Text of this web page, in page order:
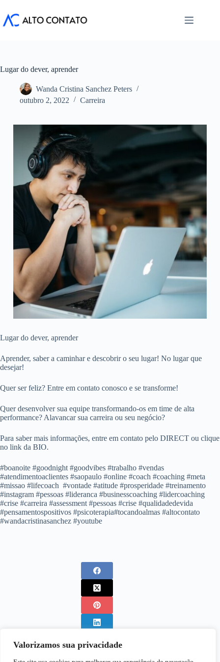
Valorizamos sua privacidade
para
Lugar do dever, aprender
Wanda Cristina Sanchez Peters
outubro 2, 2022
Carreira
Lugar do dever, aprender
Aprender, saber a caminhar e descobrir o seu lugar! No lugar que
desejar!
Quer ser feliz? Entre em contato conosco e se transforme!
Quer desenvolver sua equipe transformando-os em time de alta
performance? Alavancar sua carreira ou seu negócio?
Para saber mais informações, entre em contato pelo DIRECT ou clique
no link da BIO.
#boanoite #goodnight #goodvibes #trabalho #vendas
#atendimentoaclientes #saopaulo #online #coach #coaching #meta
#missao #lifecoach #vontade #atitude #prosperidade #treinamento
#instagram #pessoas #lideranca #businesscoaching #lidercoaching
#crise #carreira #assessment #pessoas #crise #qualidadedevida
#pensamentospositivos #psicoterapia#tocandoalmas #altocontato
#wandacristinasanchez #youtube